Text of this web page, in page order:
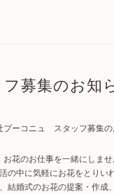
募集のお知
プーコニュ スタッフ募集の
お花のお仕事を一緒にしませ
の中に気軽にお花をとりい
結婚式のお花の提案・作成